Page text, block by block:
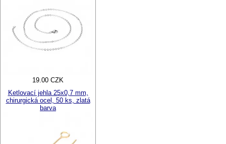
19.00 CZK
Ketlovací jehla 25x0,7 mm,
chirurgická ocel, 50 ks, zlatá
barva